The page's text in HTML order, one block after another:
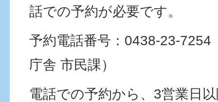
話での予約が必要です。
予約電話番号： 0438-23-7254
庁舎 市民課）
電話での予約から、3営業日